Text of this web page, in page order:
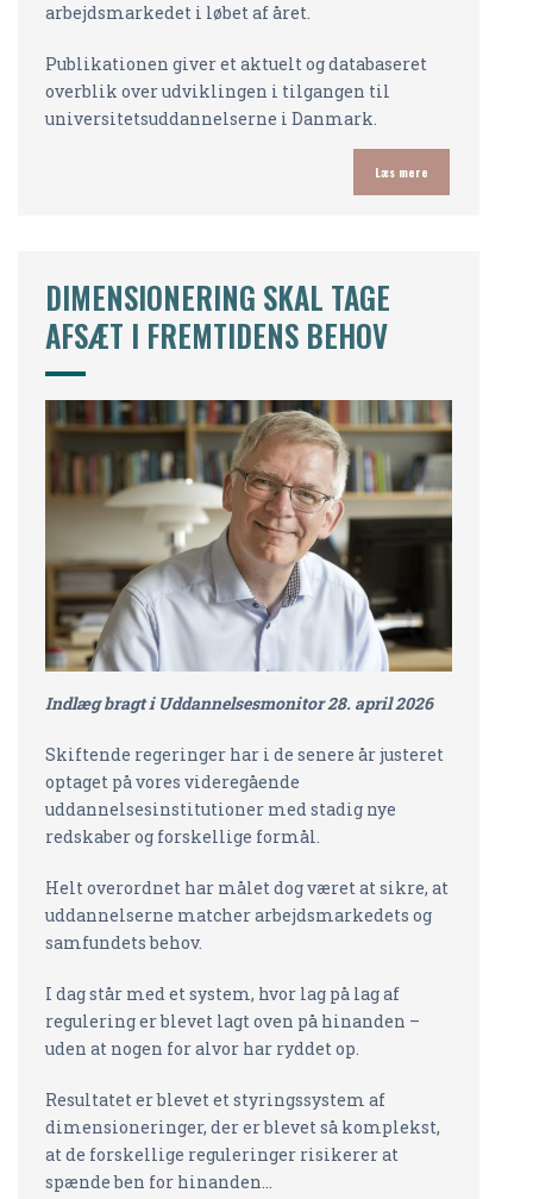
arbejdsmarkedet i løbet af året.
Publikationen giver et aktuelt og databaseret
overblik over udviklingen i tilgangen til
universitetsuddannelserne i Danmark.
Læs mere
DIMENSIONERING SKAL TAGE
AFSÆT I FREMTIDENS BEHOV
Indlæg bragt i Uddannelsesmonitor 28. april 2026
Skiftende regeringer har i de senere år justeret
optaget på vores videregående
uddannelsesinstitutioner med stadig nye
redskaber og forskellige formål.
Helt overordnet har målet dog været at sikre, at
uddannelserne matcher arbejdsmarkedets og
samfundets behov.
I dag står med et system, hvor lag på lag af
regulering er blevet lagt oven på hinanden –
uden at nogen for alvor har ryddet op.
Resultatet er blevet et styringssystem af
dimensioneringer, der er blevet så komplekst,
at de forskellige reguleringer risikerer at
spænde ben for hinanden…